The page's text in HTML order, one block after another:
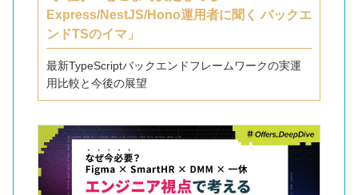
Express/NestJS/Hono運用者に聞く バックエ
ンドTSのイマ」
最新TypeScriptバックエンドフレームワークの実運
用比較と今後の展望